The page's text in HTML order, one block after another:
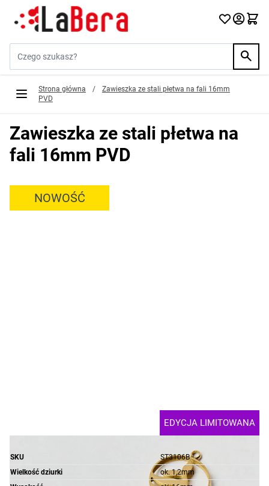
Przejdź do treści
Strona główna /
Zawieszka ze stali płetwa na fali 16mm
PVD
Zawieszka ze stali płetwa na
fali 16mm PVD
EDYCJA LIMITOWANA
NOWOŚĆ
SKU
ST3106B
Wielkość dziurki
ok. 1,2mm